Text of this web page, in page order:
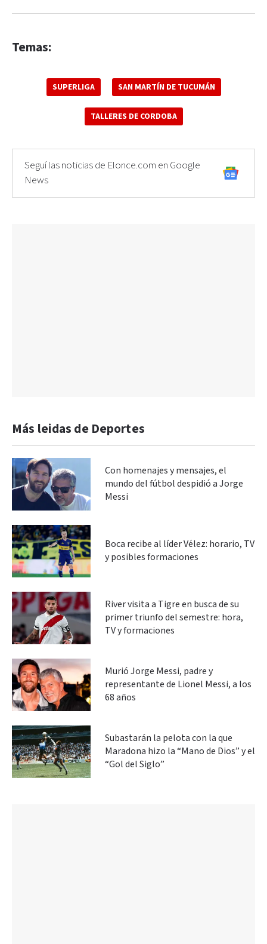
Temas:
SUPERLIGA SAN MARTÍN DE TUCUMÁN
TALLERES DE CORDOBA
Seguí las noticias de Elonce.com en Google
News
Más leidas de Deportes
Con homenajes y mensajes, el
mundo del fútbol despidió a Jorge
Messi
Boca recibe al líder Vélez: horario, TV
y posibles formaciones
River visita a Tigre en busca de su
primer triunfo del semestre: hora,
TV y formaciones
Murió Jorge Messi, padre y
representante de Lionel Messi, a los
68 años
Subastarán la pelota con la que
Maradona hizo la “Mano de Dios” y el
“Gol del Siglo”